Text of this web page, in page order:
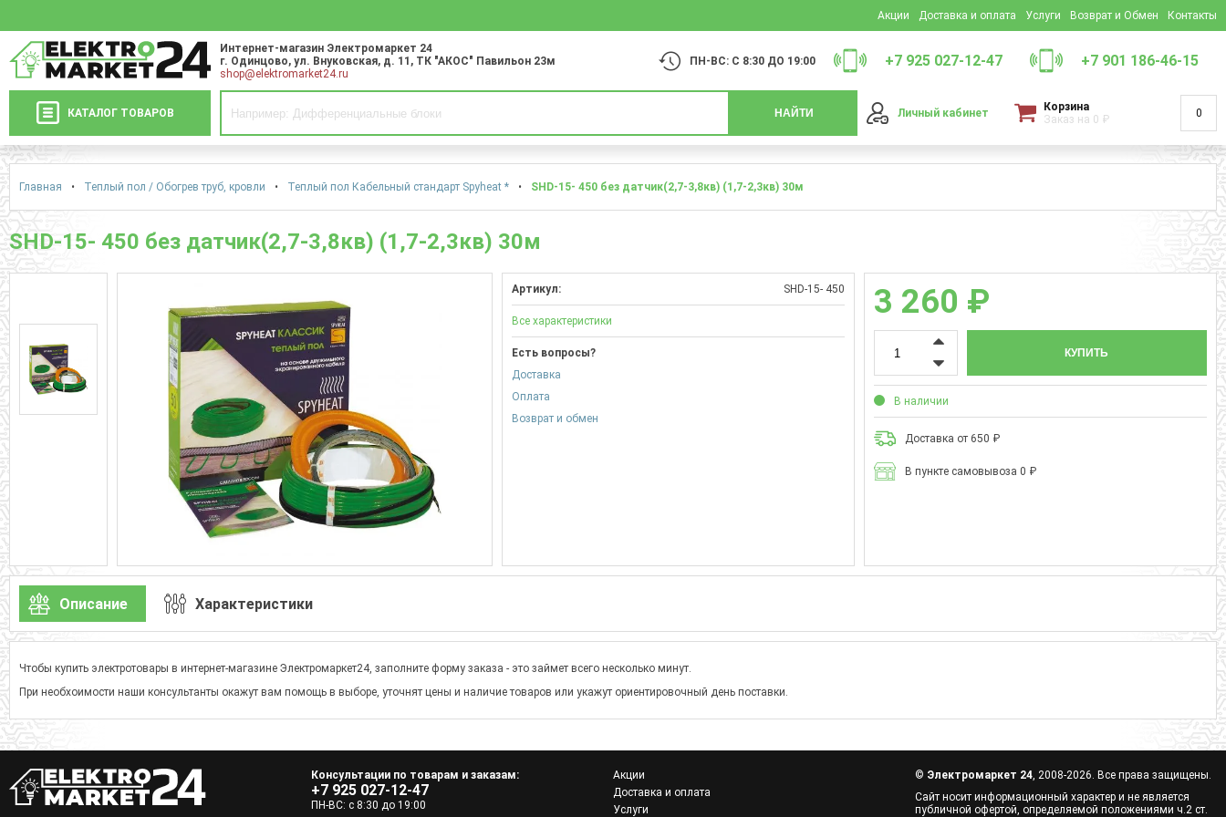
Акции Доставка и оплата Услуги Возврат и Обмен Контакты
Интернет-магазин Электромаркет 24
г. Одинцово, ул. Внуковская, д. 11 , ТК "АКОС" Павильон 23м
shop@elektromarket24.ru
ПН-ВС: С 8:30 ДО 19:00 +7 925 027-12-47 +7 901 186-46-15
КАТАЛОГ ТОВАРОВ НАЙТИ Личный кабинет
Корзина
Заказ на 0 ₽ 0
Главная • Теплый пол / Обогрев труб, кровли • Теплый пол Кабельный стандарт Spyheat * • SHD-15- 450 без датчик(2,7-3,8кв) (1,7-2,3кв) 30м
SHD-15- 450 без датчик(2,7-3,8кв) (1,7-2,3кв) 30м
Артикул: SHD-15- 450
Все характеристики
Есть вопросы?
Доставка
Оплата
Возврат и обмен
3 260 ₽
КУПИТЬ
В наличии
Доставка от 650 ₽
В пункте самовывоза 0 ₽
Описание Характеристики
Чтобы купить электротовары в интернет-магазине Электромаркет24, заполните форму заказа - это займет всего несколько минут.
При необхоимости наши консультанты окажут вам помощь в выборе, уточнят цены и наличие товаров или укажут ориентировочный день поставки.
Консультации по товарам и заказам:
+7 925 027-12-47
ПН-ВС: с 8:30 до 19:00
Акции
Доставка и оплата
Услуги
© Электромаркет 24, 2008-2026. Все права защищены.
Сайт носит информационный характер и не является
публичной офертой, определяемой положениями ч.2 ст.